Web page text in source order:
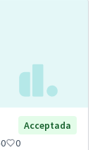
Acceptada
0 0